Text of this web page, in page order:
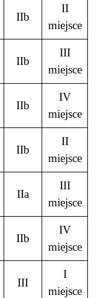
IIb
II
miejsce
IIb
III
miejsce
IIb
IV
miejsce
IIb
II
miejsce
IIa
III
miejsce
IIb
IV
miejsce
III
I
miejsce